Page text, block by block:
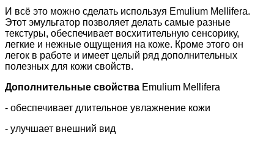
И всё это можно сделать используя Emulium Mellifera.
Этот эмульгатор позволяет делать самые разные
текстуры, обеспечивает восхитительную сенсорику,
легкие и нежные ощущения на коже. Кроме этого он
легок в работе и имеет целый ряд дополнительных
полезных для кожи свойств.
Дополнительные свойства Emulium Mellifera
- обеспечивает длительное увлажнение кожи
- улучшает внешний вид